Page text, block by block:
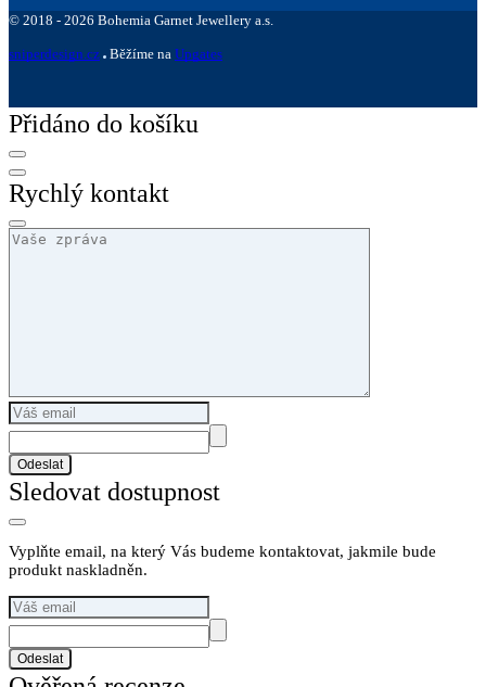
© 2018 - 2026 Bohemia Garnet Jewellery a.s.
sniperdesign.cz Běžíme na Upgates
Přidáno do košíku
Rychlý kontakt
Odeslat
Sledovat dostupnost
Vyplňte email, na který Vás budeme kontaktovat, jakmile bude
produkt naskladněn.
Odeslat